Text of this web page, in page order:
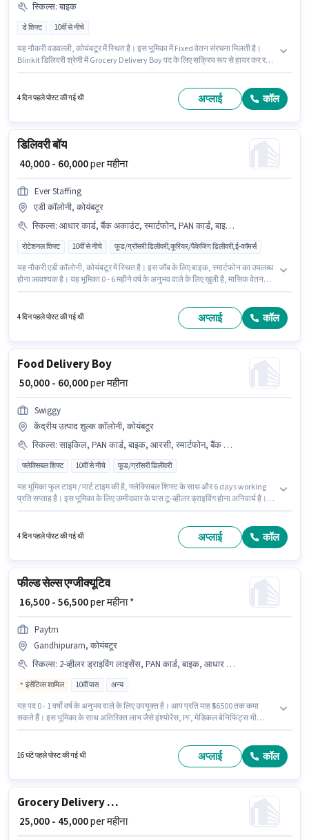
स्किल्स: बाइक
डे शिफ्ट 10वीं से नीचे
यह नौकरी वडवल्ली, कोयंबटूर में स्थित है। इस भूमिका में Fixed वेतन संरचना मिलती है।
Blinkit डिलिवरी श्रेणी में Grocery Delivery Boy पद के लिए सक्रिय रूप से हायर कर रहा
आवश्यक है।
4 दिन पहले पोस्ट की गई थी अप्लाई कॉल
डिलिवरी बॉय
₹ 40,000 - 60,000per महीना
Ever Staffing
एडी कॉलोनी, कोयंबटूर
स्किल्स: आधार कार्ड, बैंक अकाउंट, स्मार्टफोन, PAN कार्ड, बाइक, टू-व्हीलर ड्राइविंग, एरिया नॉलेज
रोटेशनल शिफ्ट 10वीं से नीचे फूड/ग्रॉसरी डिलीवरी,कूरियर/पैकेजिंग डिलीवरी,ई-कॉमर्स
यह नौकरी एडी कॉलोनी, कोयंबटूर में स्थित है। इस जॉब के लिए बाइक, स्मार्टफोन का उपलब्ध
होना आवश्यक है। यह भूमिका 0 - 6 महीने वर्ष के अनुभव वाले के लिए खुली है, मासिक वेतन
आधार कार्ड, बैंक अकाउंट का होना अनिवार्य है।
4 दिन पहले पोस्ट की गई थी अप्लाई कॉल
Food Delivery Boy
₹ 50,000 - 60,000per महीना
Swiggy
केंद्रीय उत्पाद शुल्क कॉलोनी, कोयंबटूर
स्किल्स: साइकिल, PAN कार्ड, बाइक, आरसी, स्मार्टफोन, बैंक अकाउंट, 2-व्हीलर ड्राइविंग लाइसेंस, टू-व्हीलर ड्राइविंग, आधार कार्ड
फ्लेक्सिबल शिफ्ट 10वीं से नीचे फूड/ग्रॉसरी डिलीवरी
यह भूमिका फुल टाइम / पार्ट टाइम की है, फ्लेक्सिबल शिफ्ट के साथ और 6 days working
प्रति सप्ताह है। इस भूमिका के लिए उम्मीदवार के पास टू-व्हीलर ड्राइविंग होना अनिवार्य है।
माह ₹60000 तक कमा सकते हैं। इंश्योरेंस पद और कंपनी की नीतियों के अनुसार दिए जा सकते
4 दिन पहले पोस्ट की गई थी अप्लाई कॉल
फील्ड सेल्स एग्जीक्यूटिव
₹ 16,500 - 56,500per महीना *
Paytm
Gandhipuram, कोयंबटूर
स्किल्स: 2-व्हीलर ड्राइविंग लाइसेंस, PAN कार्ड, बाइक, आधार कार्ड, बैंक अकाउंट, स्मार्टफोन, लीड जनरेशन
इंसेंटिव्स शामिल 10वीं पास अन्य
यह पद 0 - 1 वर्षो वर्ष के अनुभव वाले के लिए उपयुक्त है। आप प्रति माह ₹56500 तक कमा
सकते हैं। इस भूमिका के साथ अतिरिक्त लाभ जैसे इंश्योरेंस, PF, मेडिकल बेनिफिट्स भी
है। इस जॉब के लिए बाइक, स्मार्टफोन का उपलब्ध होना आवश्यक है।
16 घंटे पहले पोस्ट की गई थी अप्लाई कॉल
Grocery Delivery Boy
₹ 25,000 - 45,000per महीना